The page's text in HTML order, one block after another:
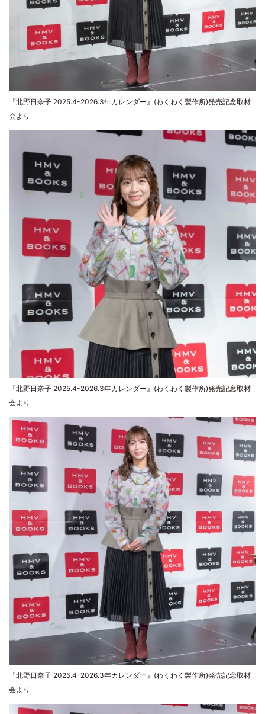
『北野日奈子 2025.4-2026.3年カレンダー』(わくわく製作所)発売記念取材
会より
『北野日奈子 2025.4-2026.3年カレンダー』(わくわく製作所)発売記念取材
会より
『北野日奈子 2025.4-2026.3年カレンダー』(わくわく製作所)発売記念取材
会より